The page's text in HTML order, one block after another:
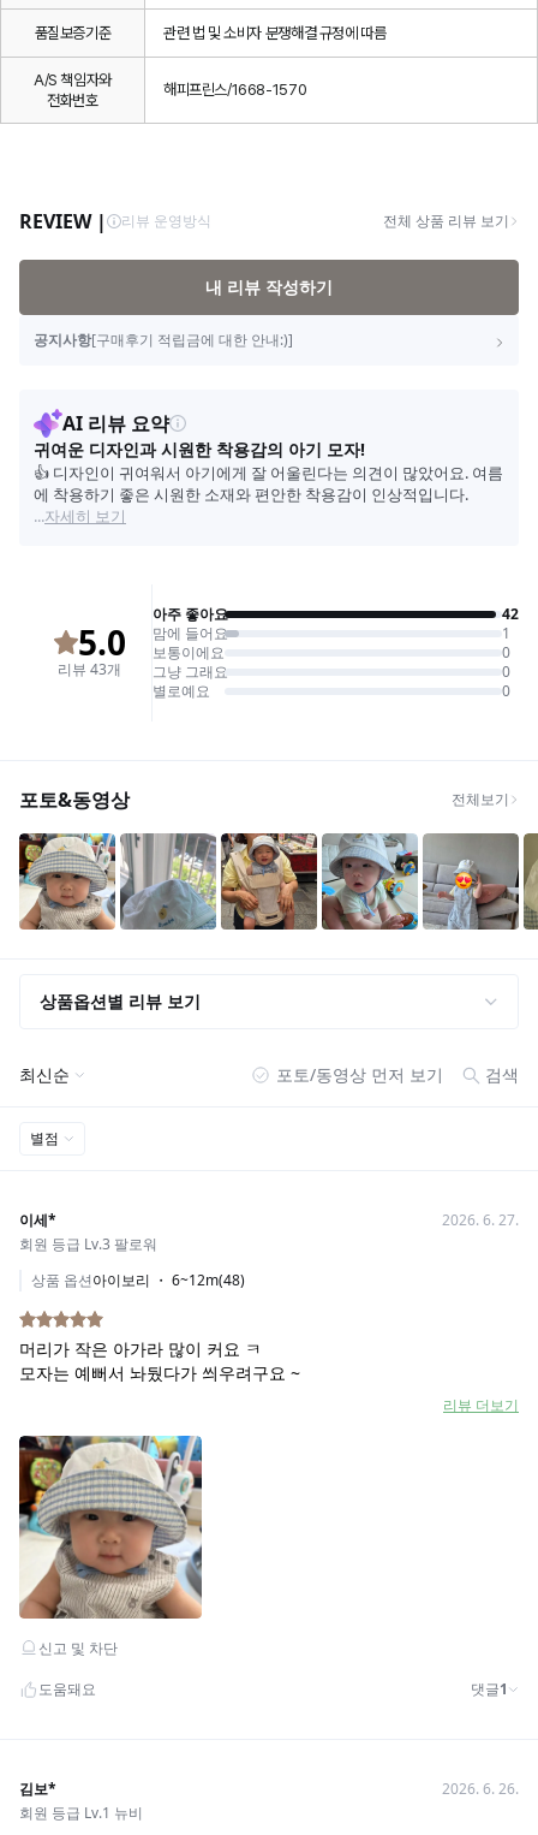
품질보증기준 관련 법 및 소비자 분쟁해결 규정에 따름
A/S 책임자와
전화번호
해피프린스/1668-1570